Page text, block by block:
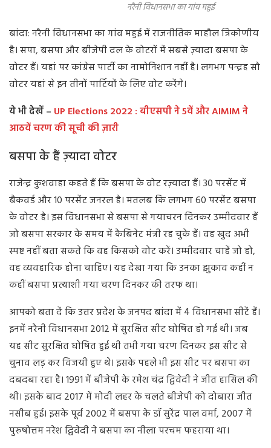
नरैनी विधानसभा का गांव महुई
बांदा: नरैनी विधानसभा का गांव महुई में राजनीतिक माहौल त्रिकोणीय
है। सपा, बसपा और बीजेपी दल के वोटरों में सबसे ज़्यादा बसपा के
वोटर हैं। यहां पर कांग्रेस पार्टी का नामोनिशान नहीं है। लगभग पन्द्रह सौ
वोटर यहां से इन तीनों पार्टियों के लिए वोट करेंगे।
ये भी देखें – UP Elections 2022 : बीएसपी ने 5वें और AIMIM ने
आठवें चरण की सूची की ज़ारी
बसपा के हैं ज़्यादा वोटर
राजेन्द्र कुशवाहा कहते हैं कि बसपा के वोट रज़्यादा हैं। 30 परसेंट में
बैकवर्ड और 10 परसेंट जनरल है। मतलब कि लगभग 60 परसेंट बसपा
के वोटर है। इस विधानसभा से बसपा से गयाचरन दिनकर उम्मीदवार हैं
जो बसपा सरकार के समय में कैबिनेट मंत्री रह चुके हैं। वह खुद अभी
स्पष्ट नहीं बता सकते कि वह किसको वोट करें। उम्मीदवार चाहें जो हो,
वह व्यवहारिक होना चाहिए। यह देखा गया कि उनका झुकाव कहीं न
कहीं बसपा प्रत्याशी गया चरण दिनकर की तरफ था।
आपको बता दें कि उत्तर प्रदेश के जनपद बांदा में 4 विधानसभा सीटें हैं।
इनमें नरैनी विधानसभा 2012 में सुरक्षित सीट घोषित हो गई थी। जब
यह सीट सुरक्षित घोषित हुई थी तभी गया चरण दिनकर इस सीट से
चुनाव लड़ कर विजयी हुए थे। इसके पहले भी इस सीट पर बसपा का
दबदबा रहा है। 1991 में बीजेपी के रमेश चंद्र द्विवेदी ने जीत हासिल की
थी। इसके बाद 2017 में मोदी लहर के चलते बीजेपी को दोबारा जीत
नसीब हुई। इसके पूर्व 2002 में बसपा के डॉ सुरेंद्र पाल वर्मा, 2007 में
पुरुषोत्तम नरेश द्विवेदी ने बसपा का नीला परचम फहराया था।